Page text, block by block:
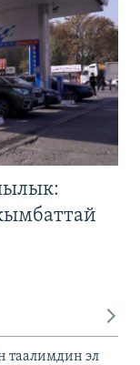
таалимдин эл